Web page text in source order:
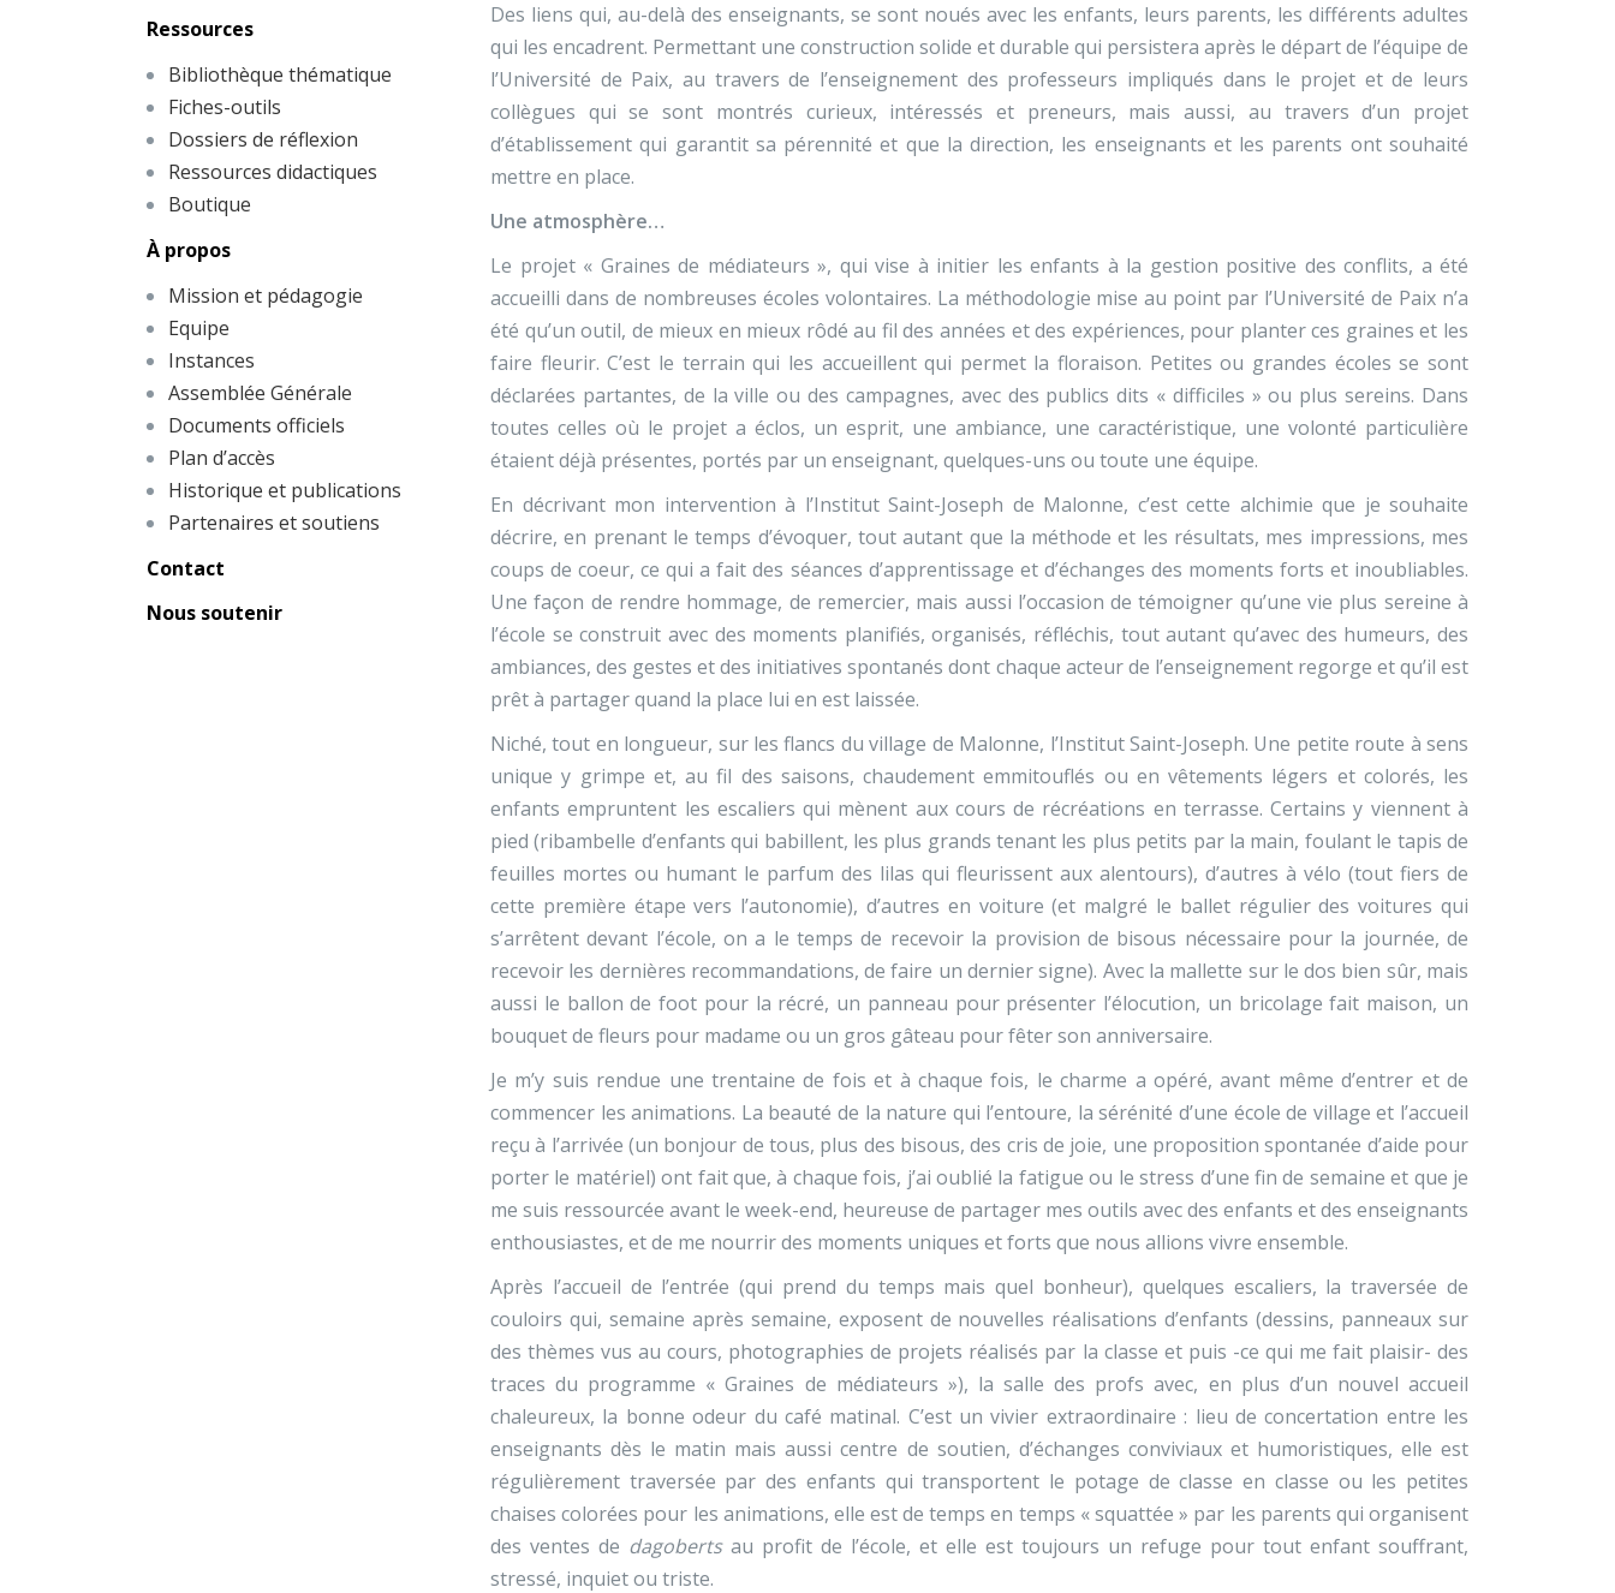
Des liens qui, au-delà des enseignants, se sont noués avec les enfants, leurs parents, les différents adultes
qui les encadrent. Permettant une construction solide et durable qui persistera après le départ de l’équipe de
l’Université de Paix, au travers de l’enseignement des professeurs impliqués dans le projet et de leurs
collègues qui se sont montrés curieux, intéressés et preneurs, mais aussi, au travers d’un projet
d’établissement qui garantit sa pérennité et que la direction, les enseignants et les parents ont souhaité
mettre en place.
Une atmosphère…
Le projet « Graines de médiateurs », qui vise à initier les enfants à la gestion positive des conflits, a été
accueilli dans de nombreuses écoles volontaires. La méthodologie mise au point par l’Université de Paix n’a
été qu’un outil, de mieux en mieux rôdé au fil des années et des expériences, pour planter ces graines et les
faire fleurir. C’est le terrain qui les accueillent qui permet la floraison. Petites ou grandes écoles se sont
déclarées partantes, de la ville ou des campagnes, avec des publics dits « difficiles » ou plus sereins. Dans
toutes celles où le projet a éclos, un esprit, une ambiance, une caractéristique, une volonté particulière
étaient déjà présentes, portés par un enseignant, quelques-uns ou toute une équipe.
En décrivant mon intervention à l’Institut Saint-Joseph de Malonne, c’est cette alchimie que je souhaite
décrire, en prenant le temps d’évoquer, tout autant que la méthode et les résultats, mes impressions, mes
coups de coeur, ce qui a fait des séances d’apprentissage et d’échanges des moments forts et inoubliables.
Une façon de rendre hommage, de remercier, mais aussi l’occasion de témoigner qu’une vie plus sereine à
l’école se construit avec des moments planifiés, organisés, réfléchis, tout autant qu’avec des humeurs, des
ambiances, des gestes et des initiatives spontanés dont chaque acteur de l’enseignement regorge et qu’il est
prêt à partager quand la place lui en est laissée.
Niché, tout en longueur, sur les flancs du village de Malonne, l’Institut Saint-Joseph. Une petite route à sens
unique y grimpe et, au fil des saisons, chaudement emmitouflés ou en vêtements légers et colorés, les
enfants empruntent les escaliers qui mènent aux cours de récréations en terrasse. Certains y viennent à
pied (ribambelle d’enfants qui babillent, les plus grands tenant les plus petits par la main, foulant le tapis de
feuilles mortes ou humant le parfum des lilas qui fleurissent aux alentours), d’autres à vélo (tout fiers de
cette première étape vers l’autonomie), d’autres en voiture (et malgré le ballet régulier des voitures qui
s’arrêtent devant l’école, on a le temps de recevoir la provision de bisous nécessaire pour la journée, de
recevoir les dernières recommandations, de faire un dernier signe). Avec la mallette sur le dos bien sûr, mais
aussi le ballon de foot pour la récré, un panneau pour présenter l’élocution, un bricolage fait maison, un
bouquet de fleurs pour madame ou un gros gâteau pour fêter son anniversaire.
Je m’y suis rendue une trentaine de fois et à chaque fois, le charme a opéré, avant même d’entrer et de
commencer les animations. La beauté de la nature qui l’entoure, la sérénité d’une école de village et l’accueil
reçu à l’arrivée (un bonjour de tous, plus des bisous, des cris de joie, une proposition spontanée d’aide pour
porter le matériel) ont fait que, à chaque fois, j’ai oublié la fatigue ou le stress d’une fin de semaine et que je
me suis ressourcée avant le week-end, heureuse de partager mes outils avec des enfants et des enseignants
enthousiastes, et de me nourrir des moments uniques et forts que nous allions vivre ensemble.
Après l’accueil de l’entrée (qui prend du temps mais quel bonheur), quelques escaliers, la traversée de
couloirs qui, semaine après semaine, exposent de nouvelles réalisations d’enfants (dessins, panneaux sur
des thèmes vus au cours, photographies de projets réalisés par la classe et puis -ce qui me fait plaisir- des
traces du programme « Graines de médiateurs »), la salle des profs avec, en plus d’un nouvel accueil
chaleureux, la bonne odeur du café matinal. C’est un vivier extraordinaire : lieu de concertation entre les
enseignants dès le matin mais aussi centre de soutien, d’échanges conviviaux et humoristiques, elle est
régulièrement traversée par des enfants qui transportent le potage de classe en classe ou les petites
chaises colorées pour les animations, elle est de temps en temps « squattée » par les parents qui organisent
des ventes de dagobertsau profit de l’école, et elle est toujours un refuge pour tout enfant souffrant,
stressé, inquiet ou triste.
Ressources
Bibliothèque thématique
Fiches-outils
Dossiers de réflexion
Ressources didactiques
Boutique
À propos
Mission et pédagogie
Equipe
Instances
Assemblée Générale
Documents officiels
Plan d’accès
Historique et publications
Partenaires et soutiens
Contact
Nous soutenir